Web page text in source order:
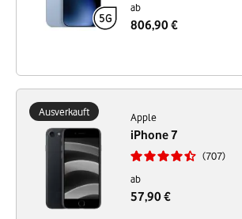
ab
806,90 €
Ausverkauft Apple
iPhone 7
707
ab
57,90 €